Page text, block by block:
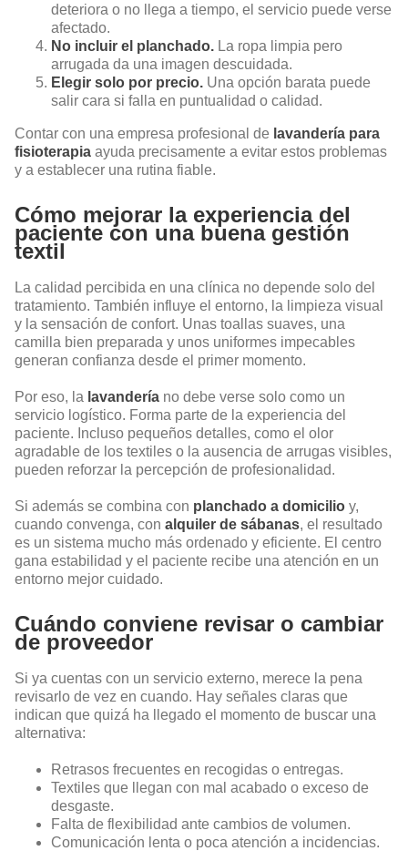
deteriora o no llega a tiempo, el servicio puede verse
afectado.
No incluir el planchado. La ropa limpia pero
arrugada da una imagen descuidada.
Elegir solo por precio. Una opción barata puede
salir cara si falla en puntualidad o calidad.
Contar con una empresa profesional de lavandería para
fisioterapia ayuda precisamente a evitar estos problemas
y a establecer una rutina fiable.
Cómo mejorar la experiencia del
paciente con una buena gestión
textil
La calidad percibida en una clínica no depende solo del
tratamiento. También influye el entorno, la limpieza visual
y la sensación de confort. Unas toallas suaves, una
camilla bien preparada y unos uniformes impecables
generan confianza desde el primer momento.
Por eso, la lavandería no debe verse solo como un
servicio logístico. Forma parte de la experiencia del
paciente. Incluso pequeños detalles, como el olor
agradable de los textiles o la ausencia de arrugas visibles,
pueden reforzar la percepción de profesionalidad.
Si además se combina con planchado a domicilio y,
cuando convenga, con alquiler de sábanas, el resultado
es un sistema mucho más ordenado y eficiente. El centro
gana estabilidad y el paciente recibe una atención en un
entorno mejor cuidado.
Cuándo conviene revisar o cambiar
de proveedor
Si ya cuentas con un servicio externo, merece la pena
revisarlo de vez en cuando. Hay señales claras que
indican que quizá ha llegado el momento de buscar una
alternativa:
Retrasos frecuentes en recogidas o entregas.
Textiles que llegan con mal acabado o exceso de
desgaste.
Falta de flexibilidad ante cambios de volumen.
Comunicación lenta o poca atención a incidencias.